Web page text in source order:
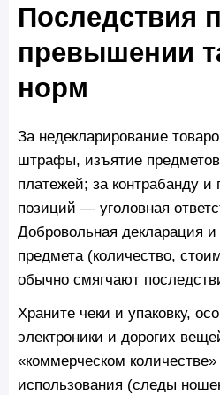
Последствия
превышении
норм
За недекларирование
штрафы, изъятие
платежей; за контрабанду
позиций — уголовная
Добровольная декларация
предмета (количество,
обычно смягчают
Храните чеки и упаковку,
электроники и дорогих
«коммерческом
использования (следы